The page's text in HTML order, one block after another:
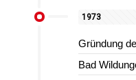
1973
Gründung
Bad